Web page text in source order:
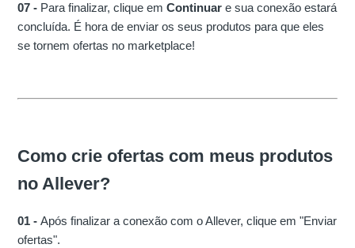
07 - Para finalizar, clique emContinuar e sua conexão estará
concluída. É hora de enviar os seus produtos para que eles
se tornem ofertas no marketplace!
Como crie ofertas com meus produtos
no Allever?
01 -Após finalizar a conexão com o Allever, clique em "Enviar
ofertas".